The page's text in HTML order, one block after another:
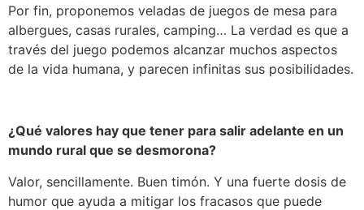
Por fin, proponemos veladas de juegos de mesa para
albergues, casas rurales, camping… La verdad es que a
través del juego podemos alcanzar muchos aspectos
de la vida humana, y parecen infinitas sus posibilidades.
¿Qué valores hay que tener para salir adelante en un
mundo rural que se desmorona?
Valor, sencillamente. Buen timón. Y una fuerte dosis de
humor que ayuda a mitigar los fracasos que puede